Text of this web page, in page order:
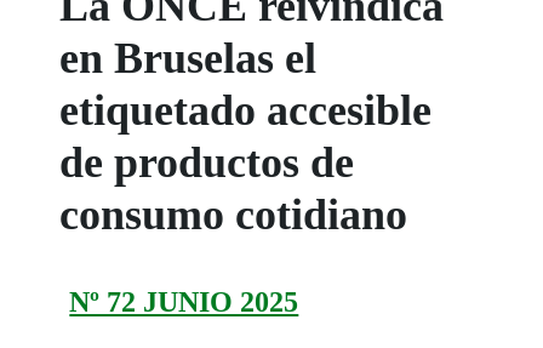
en Bruselas el
etiquetado accesible
de productos de
consumo cotidiano
Nº 72 JUNIO 2025